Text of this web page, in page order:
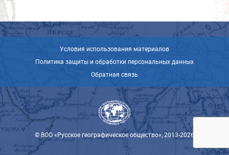
Условия использования материалов
Политика защиты и обработки персональных данных
Обратная связь
© ВОО «Русское географическое общество», 2013-2026